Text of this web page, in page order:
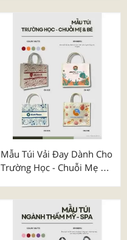
Mẫu Túi Vải Đay Dành Cho
Trường Học - Chuỗi Mẹ &